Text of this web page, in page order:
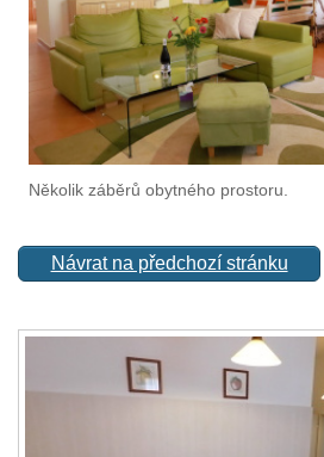
Několik záběrů obytného prostoru.
Návrat na předchozí stránku